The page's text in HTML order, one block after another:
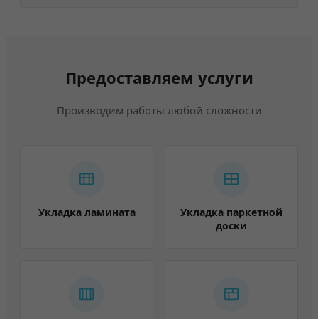
Предоставляем услуги
Производим работы любой сложности
Укладка ламината
Укладка паркетной
доски